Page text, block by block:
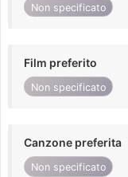
Non specificato
Film preferito
Non specificato
Canzone preferita
Non specificato